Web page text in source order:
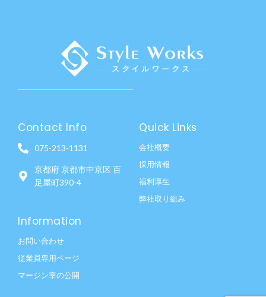
Contact Info
075-213-1131
京都府 京都市中京区 百
足屋町390-4
Quick Links
会社概要
採用情報
福利厚生
弊社取り組み
Information
お問い合わせ
従業員専用ページ
マージン率の公開